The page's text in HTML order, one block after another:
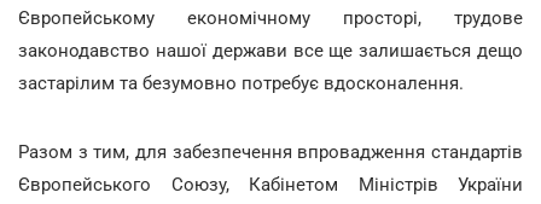
Європейському економічному просторі, трудове
законодавство нашої держави все ще залишається дещо
застарілим та безумовно потребує вдосконалення.
Разом з тим, для забезпечення впровадження стандартів
Європейського Союзу, Кабінетом Міністрів України